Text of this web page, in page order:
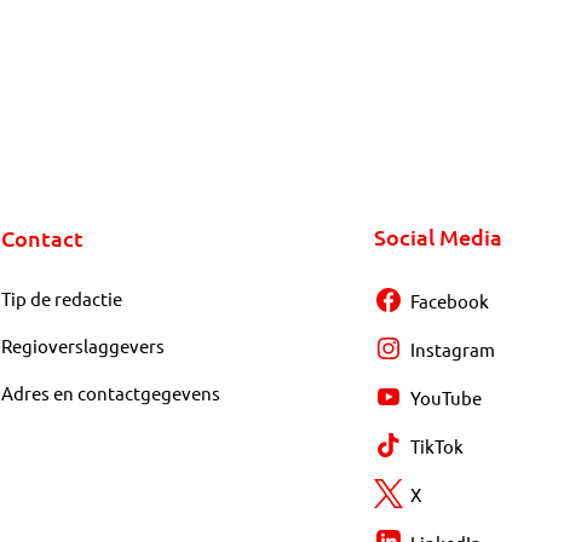
Contact
Tip de redactie
Regioverslaggevers
Adres en contactgegevens
Social Media
Facebook
Instagram
YouTube
TikTok
X